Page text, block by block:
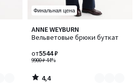
Финальная цена
ANNE WEYBURN
Вельветовые брюки буткат
9900 ₽-44%
от5544 ₽
4,4
/ 5
Количество
цветов:
4,4